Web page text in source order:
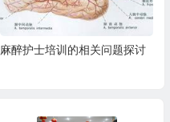
麻醉护士培训的相关问题探讨